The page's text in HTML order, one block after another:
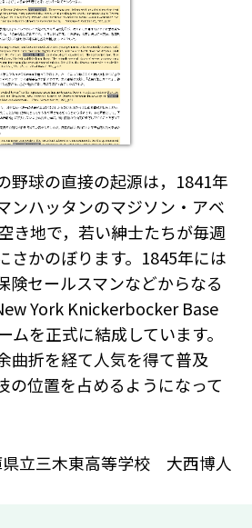
野球の直接の起源は，1841年
ンハッタンのマジソン・アベ
き地で，若い紳士たちが毎週
さかのぼります。1845年には
険セールスマンなどからなる
York Knickerbocker Base
ムを正式に結成しています。
曲折を経て人気を得て普及
の位置を占めるようになって
立三木東高等学校 大西博人